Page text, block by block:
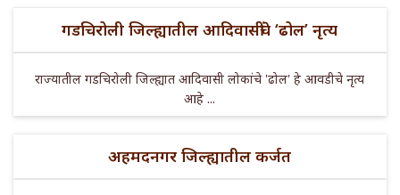
गडचिरोली जिल्ह्यातील आदिवासींचे ‘ढोल’ नृत्य
राज्यातील गडचिरोली जिल्ह्यात आदिवासी लोकांचे 'ढोल' हे आवडीचे नृत्य
आहे ...
अहमदनगर जिल्ह्यातील कर्जत